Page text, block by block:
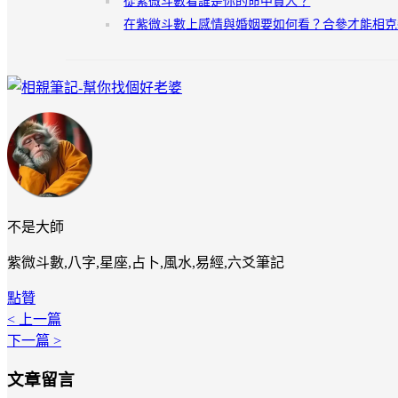
在紫微斗數上感情與婚姻要如何看？合參才能相
不是大師
紫微斗數,八字,星座,占卜,風水,易經,六爻筆記
點贊
< 上一篇
下一篇 >
文章留言